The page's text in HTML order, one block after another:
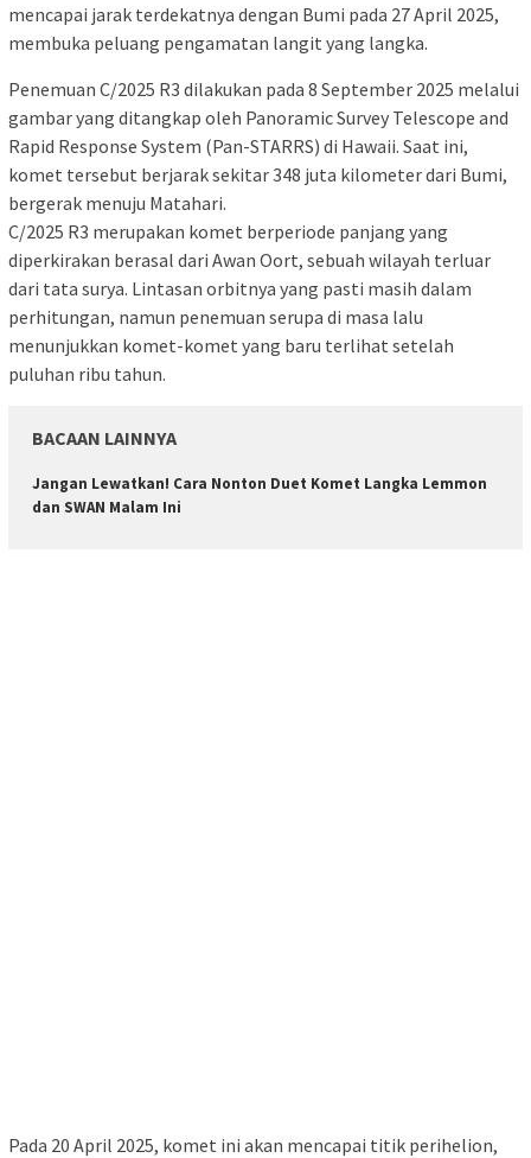
mencapai jarak terdekatnya dengan Bumi pada 27 April 2025,
membuka peluang pengamatan langit yang langka.
Penemuan C/2025 R3 dilakukan pada 8 September 2025 melalui
gambar yang ditangkap oleh Panoramic Survey Telescope and
Rapid Response System (Pan-STARRS) di Hawaii. Saat ini,
komet tersebut berjarak sekitar 348 juta kilometer dari Bumi,
bergerak menuju Matahari.
C/2025 R3 merupakan komet berperiode panjang yang
diperkirakan berasal dari Awan Oort, sebuah wilayah terluar
dari tata surya. Lintasan orbitnya yang pasti masih dalam
perhitungan, namun penemuan serupa di masa lalu
menunjukkan komet-komet yang baru terlihat setelah
puluhan ribu tahun.
BACAAN LAINNYA
Jangan Lewatkan! Cara Nonton Duet Komet Langka Lemmon
dan SWAN Malam Ini
Pada 20 April 2025, komet ini akan mencapai titik perihelion,